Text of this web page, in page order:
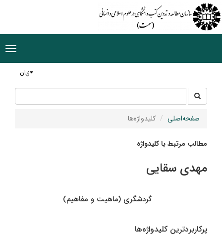
زبان
جستجو
در
سایت
صفحه‌اصلی کلیدواژه‌ها
مطالب مرتبط با کلیدواژه
مهدی سقایی
گردشگری (ماهیت و مفاهیم)
پرکاربردترین کلیدواژه‌ها